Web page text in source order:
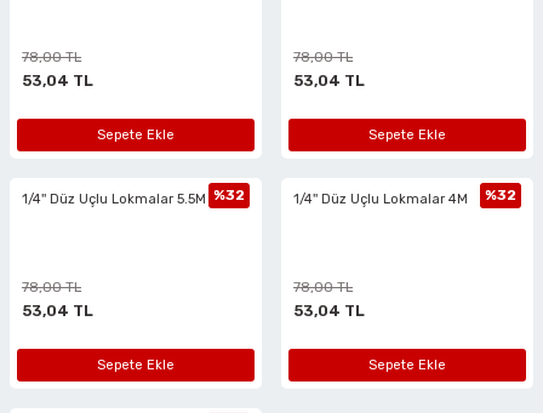
78,00 TL
53,04 TL
Sepete Ekle
78,00 TL
53,04 TL
Sepete Ekle
1/4'' Düz Uçlu Lokmalar 5.5M %32
78,00 TL
53,04 TL
Sepete Ekle
1/4'' Düz Uçlu Lokmalar 4M %32
78,00 TL
53,04 TL
Sepete Ekle